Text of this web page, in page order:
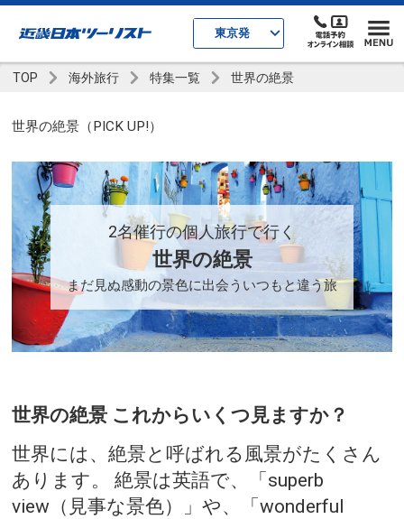
東京発
TOP 海外旅行 特集一覧 世界の絶景
世界の絶景（PICK UP!）
2名催行の個人旅行で行く
世界の絶景
まだ見ぬ感動の景色に出会ういつもと違う旅
世界の絶景 これからいくつ見ますか？
世界には、絶景と呼ばれる風景がたくさん
あります。 絶景は英語で、「superb
view（見事な景色）」や、「wonderful